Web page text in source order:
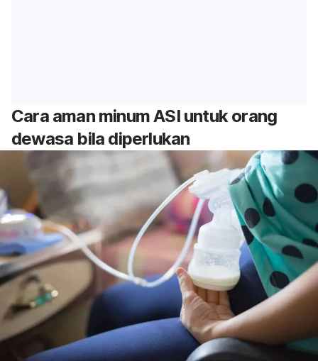
Cara aman minum ASI untuk orang
dewasa bila diperlukan